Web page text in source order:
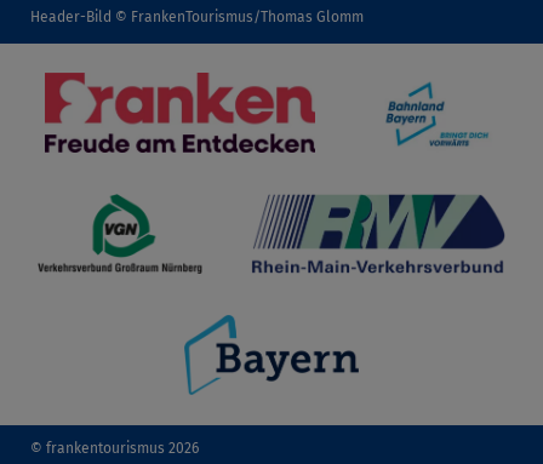
Header-Bild © FrankenTourismus/Thomas Glomm
© frankentourismus 2026